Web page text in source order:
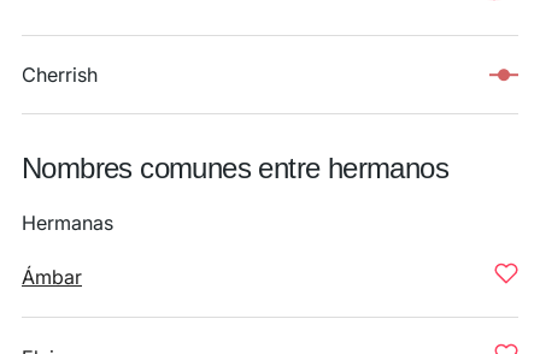
Cherrish
Nombres comunes entre hermanos
Hermanas
Ámbar